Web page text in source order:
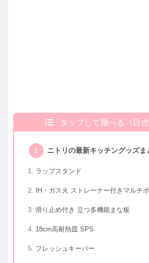
タップして飛べる《目次
ニトリの最新キッチングッズま
ラップスタンド
IH・ガス火 ストレーナー付きマルチ
滑り止め付き 立つ多機能まな板
18cm高耐熱皿 SPS
フレッシュキーパー